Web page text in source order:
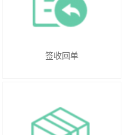
签收回单